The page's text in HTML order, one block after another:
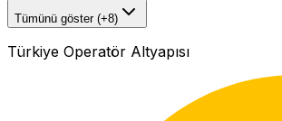
Tümünü göster (+8)
Türkiye Operatör Altyapısı